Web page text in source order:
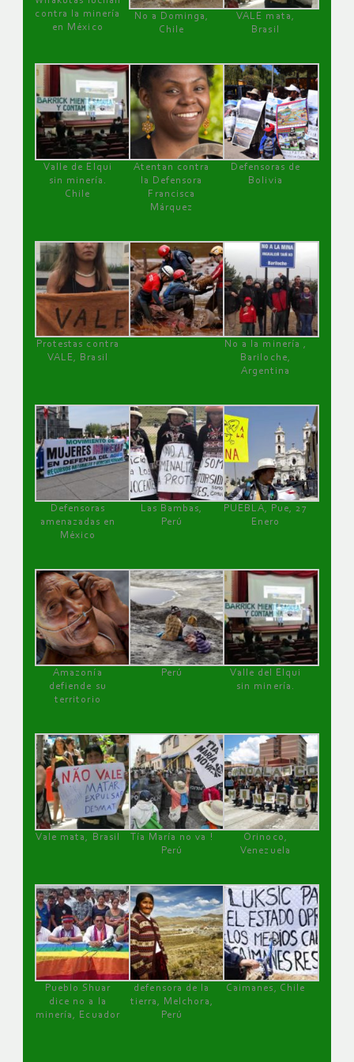
contra la minería
en México
No a Dominga,
Chile
VALE mata,
Brasil
Valle de Elqui
sin minería.
Chile
Atentan contra
la Defensora
Francisca
Márquez
Defensoras de
Bolivia
Protestas contra
VALE, Brasil
No a la minería ,
Bariloche,
Argentina
Defensoras
amenazadas en
México
Las Bambas,
Perú
PUEBLA, Pue, 27
Enero
Amazonía
defiende su
territorio
Perú
Valle del Elqui
sin minería.
Vale mata, Brasil
Tía María no va !
Perú
Orinoco,
Venezuela
Pueblo Shuar
dice no a la
minería, Ecuador
defensora de la
tierra, Melchora,
Perú
Caimanes, Chile